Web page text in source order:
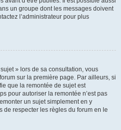
un groupe dont les messages doivent
l’administrateur pour plus
» lors de sa consultation, vous
sur la première page. Par ailleurs, si
que la remontée de sujet est
pour autoriser la remontée n’est pas
un sujet simplement en y
de respecter les règles du forum en le